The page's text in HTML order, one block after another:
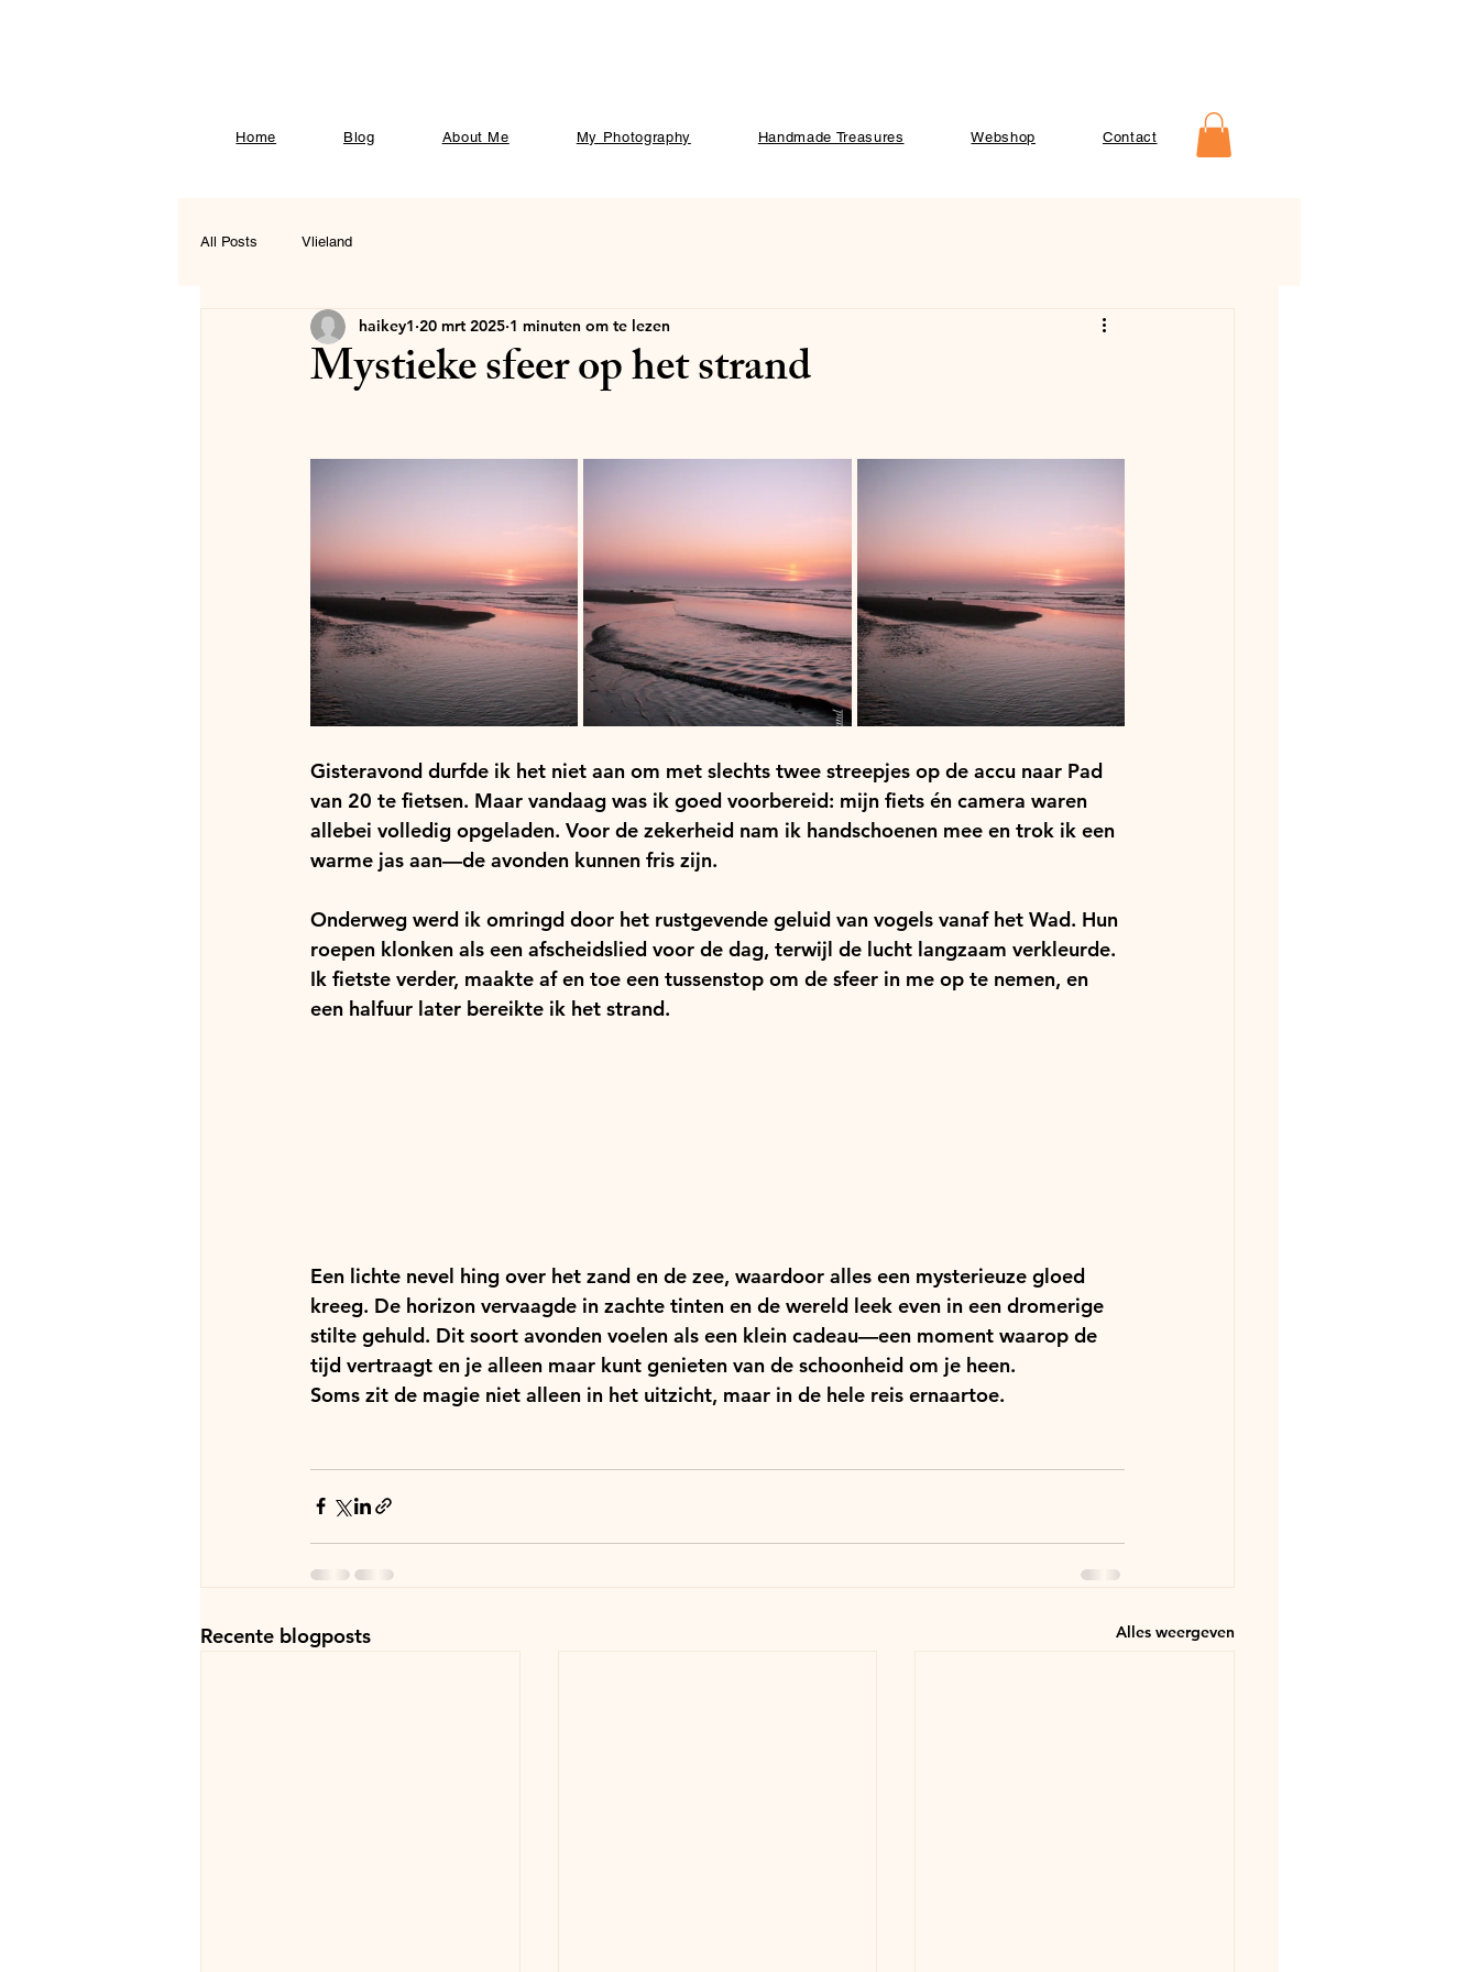
Home Blog About Me My Photography Handmade Treasures Webshop Contact
All Posts Vlieland
Mystieke sfeer op het strand
haikey1 20 mrt 2025 1 minuten om te lezen
Gisteravond durfde ik het niet aan om met slechts twee streepjes op de accu naar Pad
van 20 te fietsen. Maar vandaag was ik goed voorbereid: mijn fiets én camera waren
allebei volledig opgeladen. Voor de zekerheid nam ik handschoenen mee en trok ik een
warme jas aan—de avonden kunnen fris zijn.
Onderweg werd ik omringd door het rustgevende geluid van vogels vanaf het Wad. Hun
roepen klonken als een afscheidslied voor de dag, terwijl de lucht langzaam verkleurde.
Ik fietste verder, maakte af en toe een tussenstop om de sfeer in me op te nemen, en
een halfuur later bereikte ik het strand.
Een lichte nevel hing over het zand en de zee, waardoor alles een mysterieuze gloed
kreeg. De horizon vervaagde in zachte tinten en de wereld leek even in een dromerige
stilte gehuld. Dit soort avonden voelen als een klein cadeau—een moment waarop de
tijd vertraagt en je alleen maar kunt genieten van de schoonheid om je heen.
Soms zit de magie niet alleen in het uitzicht, maar in de hele reis ernaartoe.
Recente blogposts Alles weergeven